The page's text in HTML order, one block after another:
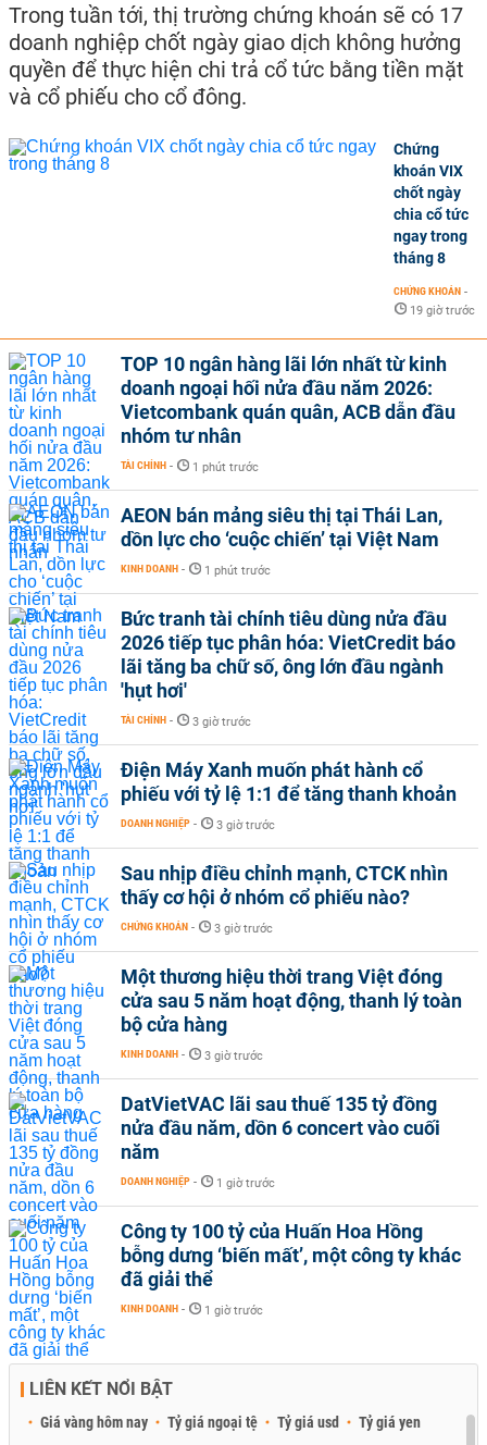
Trong tuần tới, thị trường chứng khoán sẽ có 17
doanh nghiệp chốt ngày giao dịch không hưởng
quyền để thực hiện chi trả cổ tức bằng tiền mặt
và cổ phiếu cho cổ đông.
Chứng
khoán VIX
chốt ngày
chia cổ tức
ngay trong
tháng 8
CHỨNG KHOÁN -
19 giờ trước
TOP 10 ngân hàng lãi lớn nhất từ kinh
doanh ngoại hối nửa đầu năm 2026:
Vietcombank quán quân, ACB dẫn đầu
nhóm tư nhân
TÀI CHÍNH - 1 phút trước
AEON bán mảng siêu thị tại Thái Lan,
dồn lực cho ‘cuộc chiến’ tại Việt Nam
KINH DOANH - 1 phút trước
Bức tranh tài chính tiêu dùng nửa đầu
2026 tiếp tục phân hóa: VietCredit báo
lãi tăng ba chữ số, ông lớn đầu ngành
'hụt hơi'
TÀI CHÍNH - 3 giờ trước
Điện Máy Xanh muốn phát hành cổ
phiếu với tỷ lệ 1:1 để tăng thanh khoản
DOANH NGHIỆP - 3 giờ trước
Sau nhịp điều chỉnh mạnh, CTCK nhìn
thấy cơ hội ở nhóm cổ phiếu nào?
CHỨNG KHOÁN - 3 giờ trước
Một thương hiệu thời trang Việt đóng
cửa sau 5 năm hoạt động, thanh lý toàn
bộ cửa hàng
KINH DOANH - 3 giờ trước
DatVietVAC lãi sau thuế 135 tỷ đồng
nửa đầu năm, dồn 6 concert vào cuối
năm
DOANH NGHIỆP - 1 giờ trước
Công ty 100 tỷ của Huấn Hoa Hồng
bỗng dưng ‘biến mất’, một công ty khác
đã giải thể
KINH DOANH - 1 giờ trước
LIÊN KẾT NỔI BẬT
Giá vàng hôm nay Tỷ giá ngoại tệ Tỷ giá usd
Tỷ giá yen